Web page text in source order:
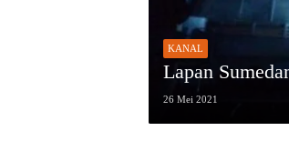
KANAL
Lapan
26 Mei 2021